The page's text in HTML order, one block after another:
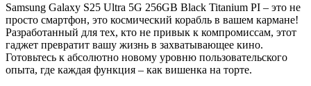
PI
Samsung Galaxy S25 Ultra 5G 256GB Black Titanium PI – это не
просто смартфон, это космический корабль в вашем кармане!
Разработанный для тех, кто не привык к компромиссам, этот
гаджет превратит вашу жизнь в захватывающее кино.
Готовьтесь к абсолютно новому уровню пользовательского
опыта, где каждая функция – как вишенка на торте.